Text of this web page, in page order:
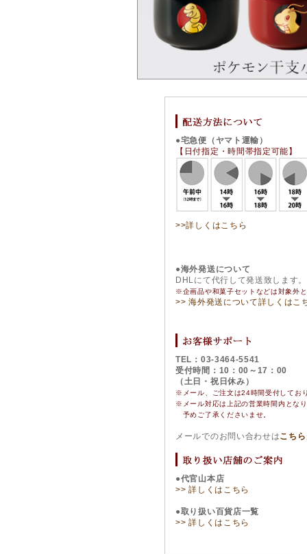
●宅急便（ヤマト運輸）
【日付指定・時間帯指定可能】
>>詳しくはこちら
●海外発送について
DHLにて代行して発送致します。
※企画品や和菓子セットなどは対象外
>> 海外発送について詳しくはこ
TEL：03-3464-5541
受付時間：10：00～17：00
（土日・祝日休み）
※メール、ご注文は24時間受付してお
※ メール対応は上記の営業時間内とな
予めご了承くださいませ。
メールでのお問い合わせはこちら
●代官山本店
>> 詳しくはこちら
●取り扱い百貨店一覧
>> 詳しくはこちら